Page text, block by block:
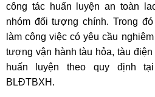
công tác huấn luyện an toàn
nhóm đối tượng chính. Trong
làm công việc có yêu cầu
tượng vận hành tàu hỏa, tàu
huấn luyện theo quy định
BLĐTBXH.